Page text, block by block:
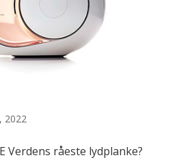
2022
Verdens råeste lydplanke?